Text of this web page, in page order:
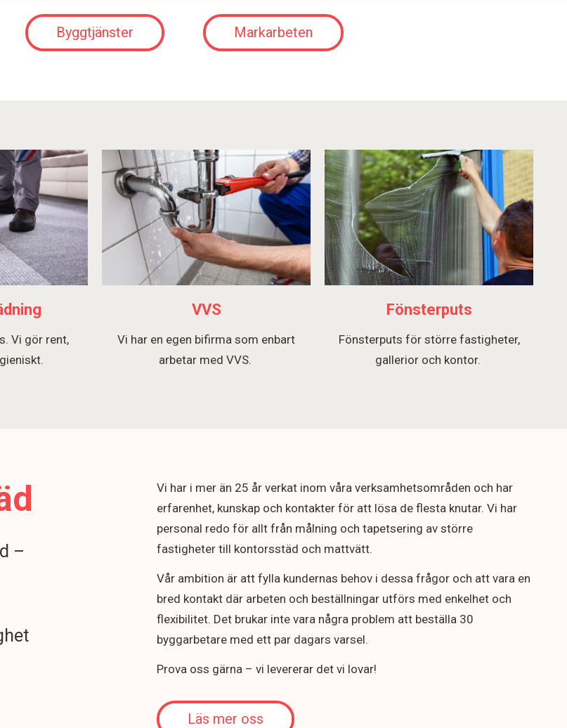
Byggtjänster Markarbeten
Vi gör rent,
VVS
Vi har en egen bifirma som enbart
arbetar med VVS.
Fönsterputs
Fönsterputs för större fastigheter,
gallerior och kontor.
–
Vi har i mer än 25 år verkat inom våra verksamhetsområden och har
erfarenhet, kunskap och kontakter för att lösa de flesta knutar. Vi har
personal redo för allt från målning och tapetsering av större
fastigheter till kontorsstäd och mattvätt.
Vår ambition är att fylla kundernas behov i dessa frågor och att vara en
bred kontakt där arbeten och beställningar utförs med enkelhet och
flexibilitet. Det brukar inte vara några problem att beställa 30
byggarbetare med ett par dagars varsel.
Prova oss gärna – vi levererar det vi lovar!
Läs mer oss